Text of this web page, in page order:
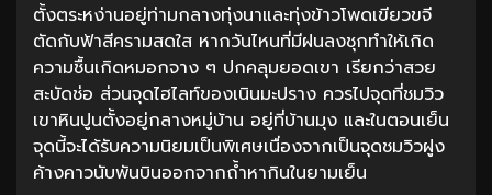
ตั้งตระหง่านอยู่ท่ามกลางทุ่งนาและทุ่งข้าวโพดเขียวขจี
ตัดกับฟ้าสีครามสดใส หากวันไหนที่มีฝนลงชุกทำให้เกิด
ความชื้นเกิดหมอกจาง ๆ ปกคลุมยอดเขา เรียกว่าสวย
สะบัดช่อ ส่วนจุดไฮไลท์ของเนินมะปราง ควรไปจุดที่ชมวิว
เขาหินปูนตั้งอยู่กลางหมู่บ้าน อยู่ที่บ้านมุง และในตอนเย็น
จุดนี้จะได้รับความนิยมเป็นพิเศษเนื่องจากเป็นจุดชมวิวฝูง
ค้างคาวนับพันบินออกจากถ้ำหากินในยามเย็น